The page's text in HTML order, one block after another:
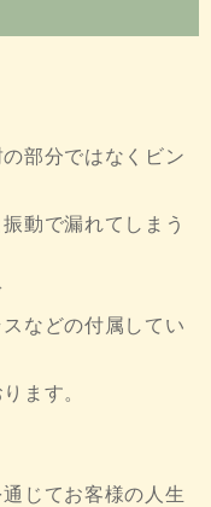
部分ではなくビン
動で漏れてしまう
などの付属してい
ます。
じてお客様の人生